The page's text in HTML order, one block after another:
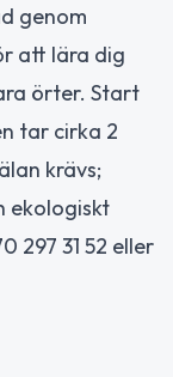
genom
att lära dig
örter. Start
tar cirka 2
krävs;
ekologiskt
297 31 52 eller